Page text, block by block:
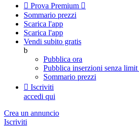
 Prova Premium 
Sommario prezzi
Scarica l'app
Scarica l'app
Vendi subito gratis
b
Pubblica ora
Pubblica inserzioni senza limit
Sommario prezzi
 Iscriviti
accedi qui
Crea un annuncio
Iscriviti